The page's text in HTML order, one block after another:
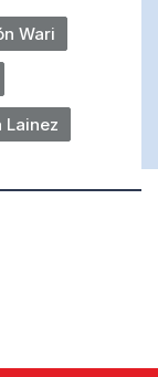
Wari
Lainez